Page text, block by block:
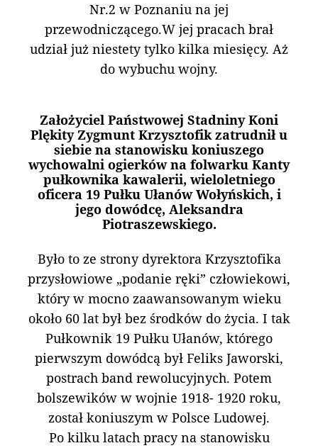
Nr.2 w Poznaniu na jej
przewodniczącego.W jej pracach brał
udział już niestety tylko kilka miesięcy. Aż
do wybuchu wojny.
Założyciel Państwowej Stadniny Koni
Plękity Zygmunt Krzysztofik zatrudnił u
siebie na stanowisku koniuszego
wychowalni ogierków na folwarku Kanty
pułkownika kawalerii, wieloletniego
oficera 19 Pułku Ułanów Wołyńskich, i
jego dowódcę, Aleksandra
Piotraszewskiego.
Było to ze strony dyrektora Krzysztofika
przysłowiowe „podanie ręki” człowiekowi,
który w mocno zaawansowanym wieku
około 60 lat był bez środków do życia. I tak
Pułkownik 19 Pułku Ułanów, którego
pierwszym dowódcą był Feliks Jaworski,
postrach band rewolucyjnych. Potem
bolszewików w wojnie 1918- 1920 roku,
został koniuszym w Polsce Ludowej.
Po kilku latach pracy na stanowisku